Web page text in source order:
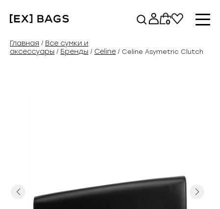
содержимому
0
Главная / Все сумки и
аксессуары / Бренды / Celine / Celine Asymetric Clutch
Previous Next